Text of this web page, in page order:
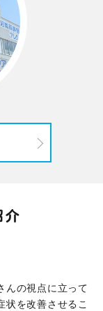
介
んの視点に立って
状を改善させるこ